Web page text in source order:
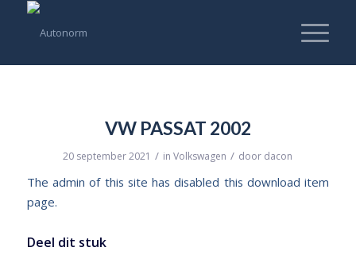
VW PASSAT 2002
20 september 2021 / inVolkswagen / door dacon
The admin of this site has disabled this download item
page.
Deel dit stuk